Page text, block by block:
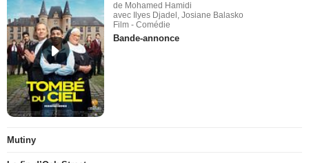
de Mohamed Hamidi
avec Ilyes Djadel, Josiane Balasko
Film - Comédie
Bande-annonce
Mutiny